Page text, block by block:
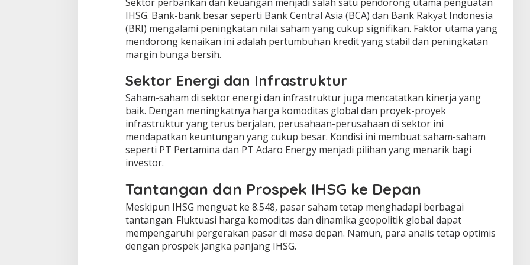
IHSG. Bank-bank besar seperti Bank Central Asia (BCA) dan Bank Rakyat Indonesia
(BRI) mengalami peningkatan nilai saham yang cukup signifikan. Faktor utama yang
mendorong kenaikan ini adalah pertumbuhan kredit yang stabil dan peningkatan
margin bunga bersih.
Sektor Energi dan Infrastruktur
Saham-saham di sektor energi dan infrastruktur juga mencatatkan kinerja yang
baik. Dengan meningkatnya harga komoditas global dan proyek-proyek
infrastruktur yang terus berjalan, perusahaan-perusahaan di sektor ini
mendapatkan keuntungan yang cukup besar. Kondisi ini membuat saham-saham
seperti PT Pertamina dan PT Adaro Energy menjadi pilihan yang menarik bagi
investor.
Tantangan dan Prospek IHSG ke Depan
Meskipun IHSG menguat ke 8.548, pasar saham tetap menghadapi berbagai
tantangan. Fluktuasi harga komoditas dan dinamika geopolitik global dapat
mempengaruhi pergerakan pasar di masa depan. Namun, para analis tetap optimis
dengan prospek jangka panjang IHSG.